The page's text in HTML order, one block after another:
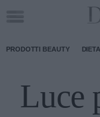
PRODOTTI BEAUTY
Luce